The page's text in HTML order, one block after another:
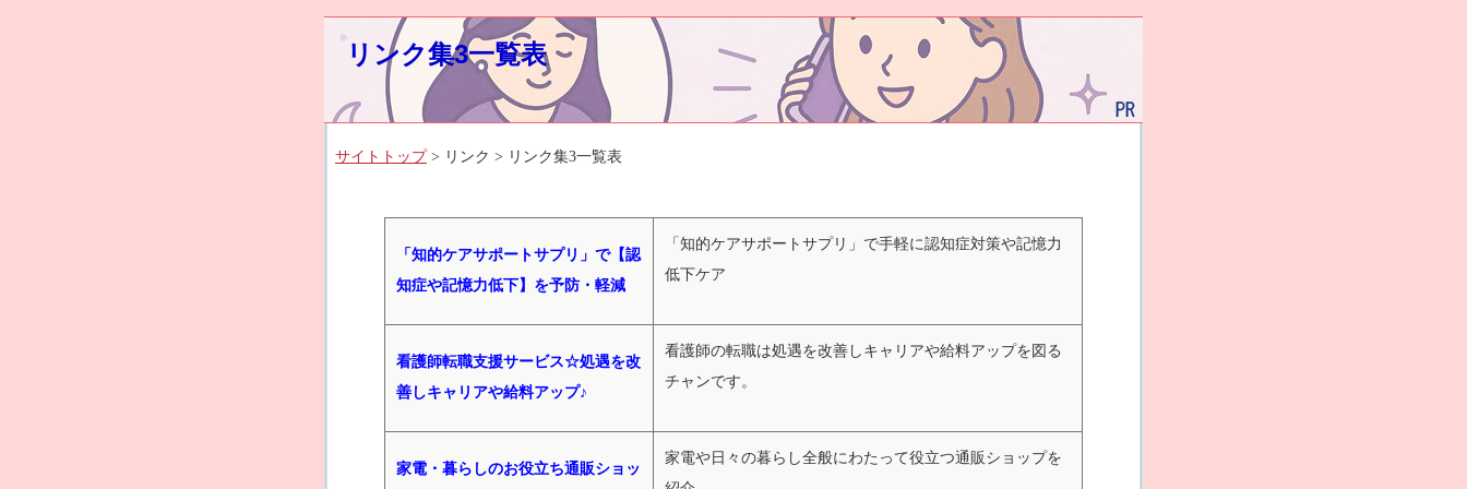
リンク集3一覧表
サイトトップ > リンク > リンク集3一覧表
「知的ケアサポートサプリ」で【認
知症や記憶力低下】を予防・軽減
「知的ケアサポートサプリ」で手軽に認知症対策や記憶力
低下ケア
看護師転職支援サービス☆処遇を改
善しキャリアや給料アップ♪
看護師の転職は処遇を改善しキャリアや給料アップを図る
チャンです。
家電・暮らしのお役立ち通販ショッ
家電や日々の暮らし全般にわたって役立つ通販ショップを